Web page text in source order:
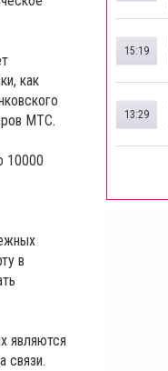
как
МТС.
10000
в
являются
связи.
15:19
13:29